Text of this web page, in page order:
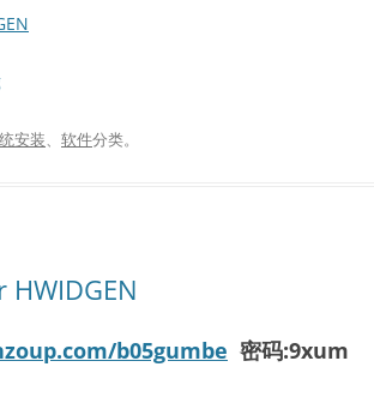
安装、 软件分类。
HWIDGEN
b05gumbe 密码:9xum